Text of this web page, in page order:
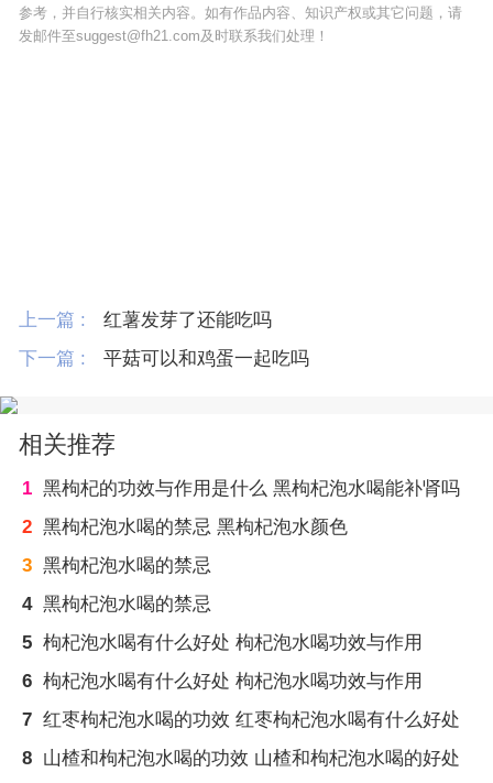
参考，并自行核实相关内容。如有作品内容、知识产权或其它问题，请
发邮件至suggest@fh21.com及时联系我们处理！
上一篇 :
红薯发芽了还能吃吗
下一篇 :
平菇可以和鸡蛋一起吃吗
相关推荐
1 黑枸杞的功效与作用是什么 黑枸杞泡水喝能补肾吗
2 黑枸杞泡水喝的禁忌 黑枸杞泡水颜色
3 黑枸杞泡水喝的禁忌
4 黑枸杞泡水喝的禁忌
5 枸杞泡水喝有什么好处 枸杞泡水喝功效与作用
6 枸杞泡水喝有什么好处 枸杞泡水喝功效与作用
7 红枣枸杞泡水喝的功效 红枣枸杞泡水喝有什么好处
8 山楂和枸杞泡水喝的功效 山楂和枸杞泡水喝的好处